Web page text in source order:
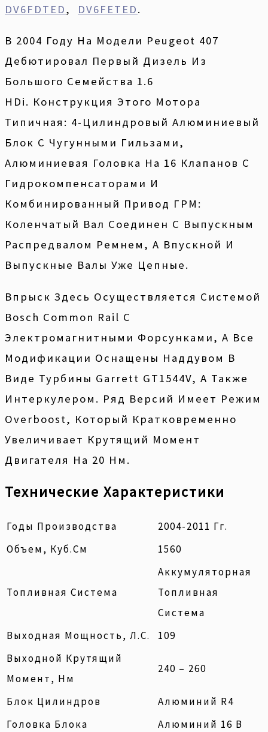
DV6FDTED, DV6FETED.
В 2004 Году На Модели Peugeot 407
Дебютировал Первый Дизель Из
Большого Семейства 1.6
HDi. Конструкция Этого Мотора
Типичная: 4-Цилиндровый Алюминиевый
Блок С Чугунными Гильзами,
Алюминиевая Головка На 16 Клапанов С
Гидрокомпенсаторами И
Комбинированный Привод ГРМ:
Коленчатый Вал Соединен С Выпускным
Распредвалом Ремнем, А Впускной И
Выпускные Валы Уже Цепные.
Впрыск Здесь Осуществляется Системой
Bosch Common Rail С
Электромагнитными Форсунками, А Все
Модификации Оснащены Наддувом В
Виде Турбины Garrett GT1544V, А Также
Интеркулером. Ряд Версий Имеет Режим
Overboost, Который Кратковременно
Увеличивает Крутящий Момент
Двигателя На 20 Нм.
Технические Характеристики
Годы Производства
2004-2011 Гг.
Объем, Куб.см
1560
Топливная Система
Аккумуляторная
Топливная
Система
Выходная Мощность, Л.с.
109
Выходной Крутящий
Момент, Нм
240 – 260
Блок Цилиндров
Алюминий R4
Головка Блока
Алюминий 16 В